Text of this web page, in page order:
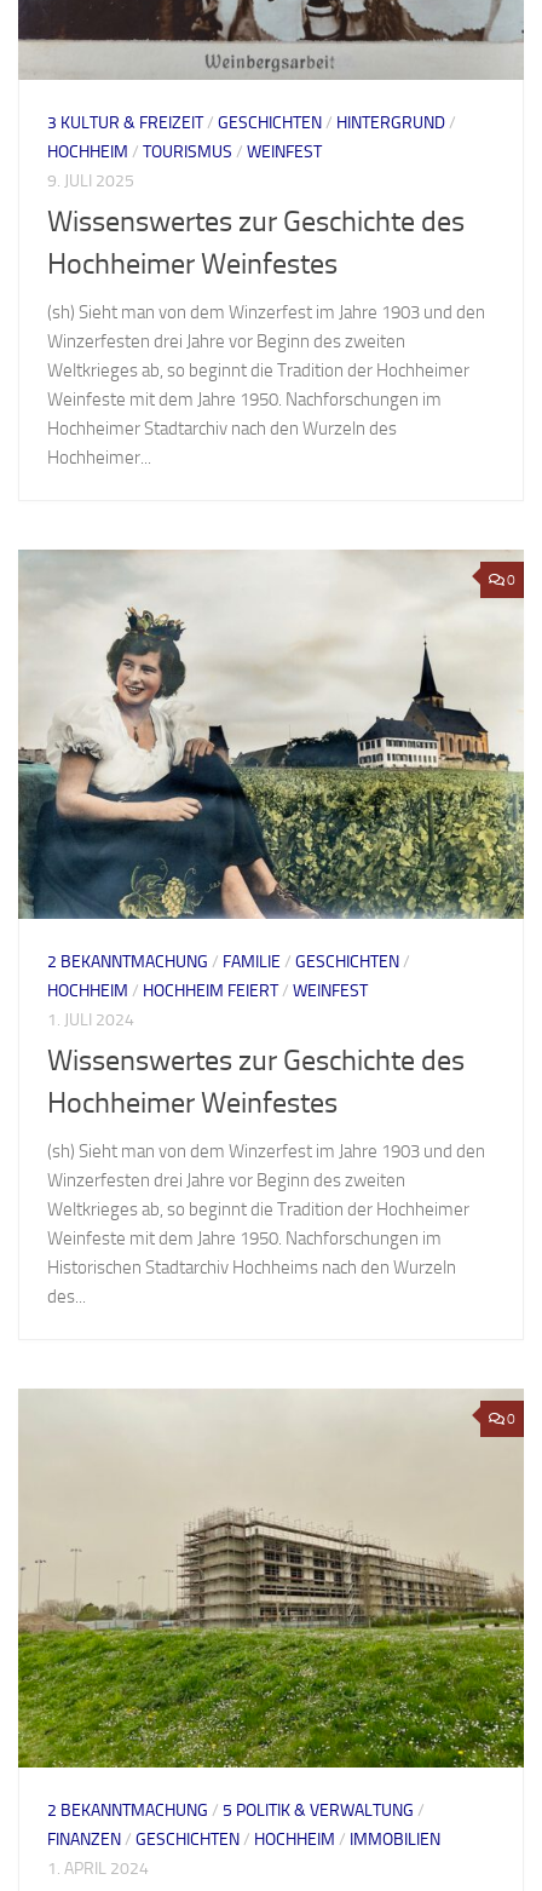
3 KULTUR & FREIZEIT/ GESCHICHTEN/ HINTERGRUND/
HOCHHEIM / TOURISMUS / WEINFEST
9. JULI 2025
Wissenswertes zur Geschichte des
Hochheimer Weinfestes
(sh) Sieht man von dem Winzerfest im Jahre 1903 und den
Winzerfesten drei Jahre vor Beginn des zweiten
Weltkrieges ab, so beginnt die Tradition der Hochheimer
Weinfeste mit dem Jahre 1950. Nachforschungen im
Hochheimer Stadtarchiv nach den Wurzeln des
Hochheimer...
0
2 BEKANNTMACHUNG / FAMILIE / GESCHICHTEN/
HOCHHEIM / HOCHHEIM FEIERT/ WEINFEST
1. JULI 2024
Wissenswertes zur Geschichte des
Hochheimer Weinfestes
(sh) Sieht man von dem Winzerfest im Jahre 1903 und den
Winzerfesten drei Jahre vor Beginn des zweiten
Weltkrieges ab, so beginnt die Tradition der Hochheimer
Weinfeste mit dem Jahre 1950. Nachforschungen im
Historischen Stadtarchiv Hochheims nach den Wurzeln
des...
0
2 BEKANNTMACHUNG / 5 POLITIK & VERWALTUNG /
FINANZEN/ GESCHICHTEN/ HOCHHEIM / IMMOBILIEN
1. APRIL 2024